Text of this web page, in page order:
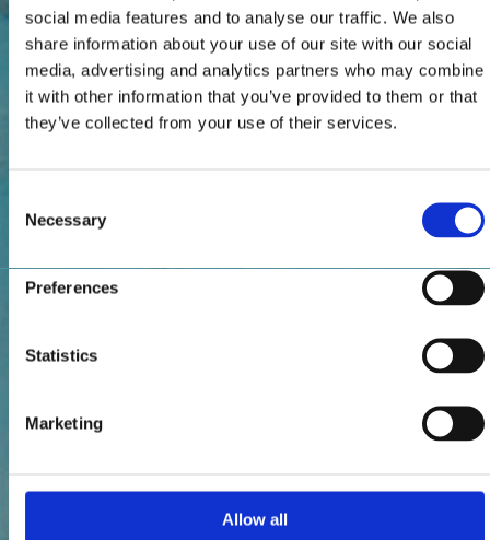
social media features and to analyse our traffic. We also
share information about your use of our site with our social
media, advertising and analytics partners who may combine
it with other information that you’ve provided to them or that
they’ve collected from your use of their services.
Selection
Necessary
Preferences
Statistics
Marketing
Allow all